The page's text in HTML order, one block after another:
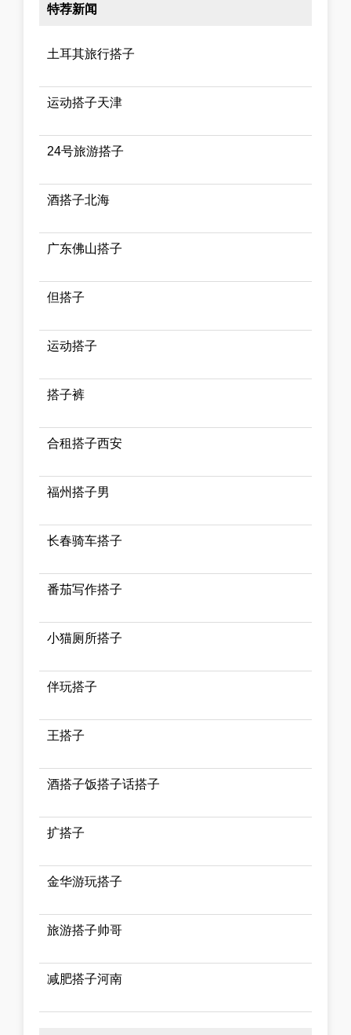
特荐新闻
土耳其旅行搭子
运动搭子天津
24号旅游搭子
酒搭子北海
广东佛山搭子
但搭子
运动搭子
搭子裤
合租搭子西安
福州搭子男
长春骑车搭子
番茄写作搭子
小猫厕所搭子
伴玩搭子
王搭子
酒搭子饭搭子话搭子
扩搭子
金华游玩搭子
旅游搭子帅哥
减肥搭子河南